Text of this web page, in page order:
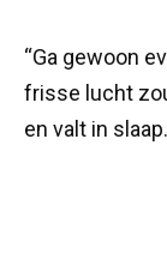
“Ga gewoon
frisse lucht
en valt in